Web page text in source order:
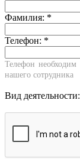
Фамилия: *
Телефон: *
Телефон
нашего сотрудника
Вид деятельности: